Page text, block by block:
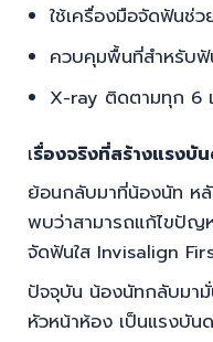
ใช้เครื่องมือจัดฟันช่ว
ควบคุมพื้นที่สำหรับฟั
X-ray ติดตามทุก 6
เรื่องจริงที่สร้างแรงบั
ย้อนกลับมาที่น้องนัท หลั
พบว่าสามารถแก้ไขปัญ
จัดฟันใส Invisalign
ปัจจุบัน น้องนัทกลับมามั่
หัวหน้าห้อง เป็นแรงบัน